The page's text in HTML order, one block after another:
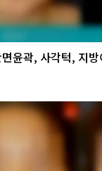
윤곽, 사각턱, 지